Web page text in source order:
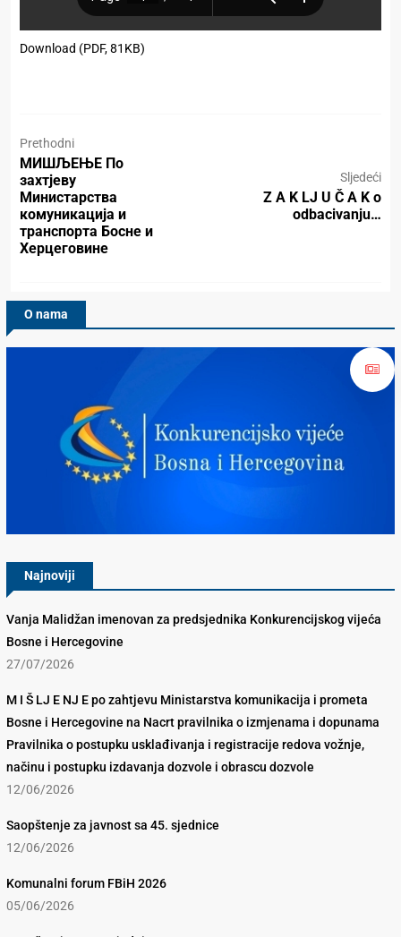
Download (PDF, 81KB)
Prethodni
МИШЉЕЊЕ По
захтјеву
Министарства
комуникација и
транспорта Босне и
Херцеговине
Sljedeći
Z A K LJ U Č A K o
odbacivanju…
O nama
Najnoviji
Vanja Malidžan imenovan za predsjednika Konkurencijskog vijeća
Bosne i Hercegovine
27/07/2026
M I Š LJ E NJ E po zahtjevu Ministarstva komunikacija i prometa
Bosne i Hercegovine na Nacrt pravilnika o izmjenama i dopunama
Pravilnika o postupku usklađivanja i registracije redova vožnje,
načinu i postupku izdavanja dozvole i obrascu dozvole
12/06/2026
Saopštenje za javnost sa 45. sjednice
12/06/2026
Komunalni forum FBiH 2026
05/06/2026